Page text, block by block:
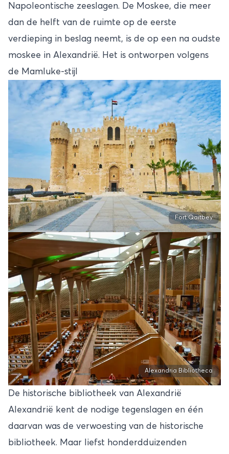
Napoleontische zeeslagen. De Moskee, die meer
dan de helft van de ruimte op de eerste
verdieping in beslag neemt, is de op een na oudste
moskee in Alexandrië. Het is ontworpen volgens
de Mamluke-stijl
Fort Qaitbey
Alexandria Bibliotheca
De historische bibliotheek van Alexandrië
Alexandrië kent de nodige tegenslagen en één
daarvan was de verwoesting van de historische
bibliotheek. Maar liefst honderdduizenden